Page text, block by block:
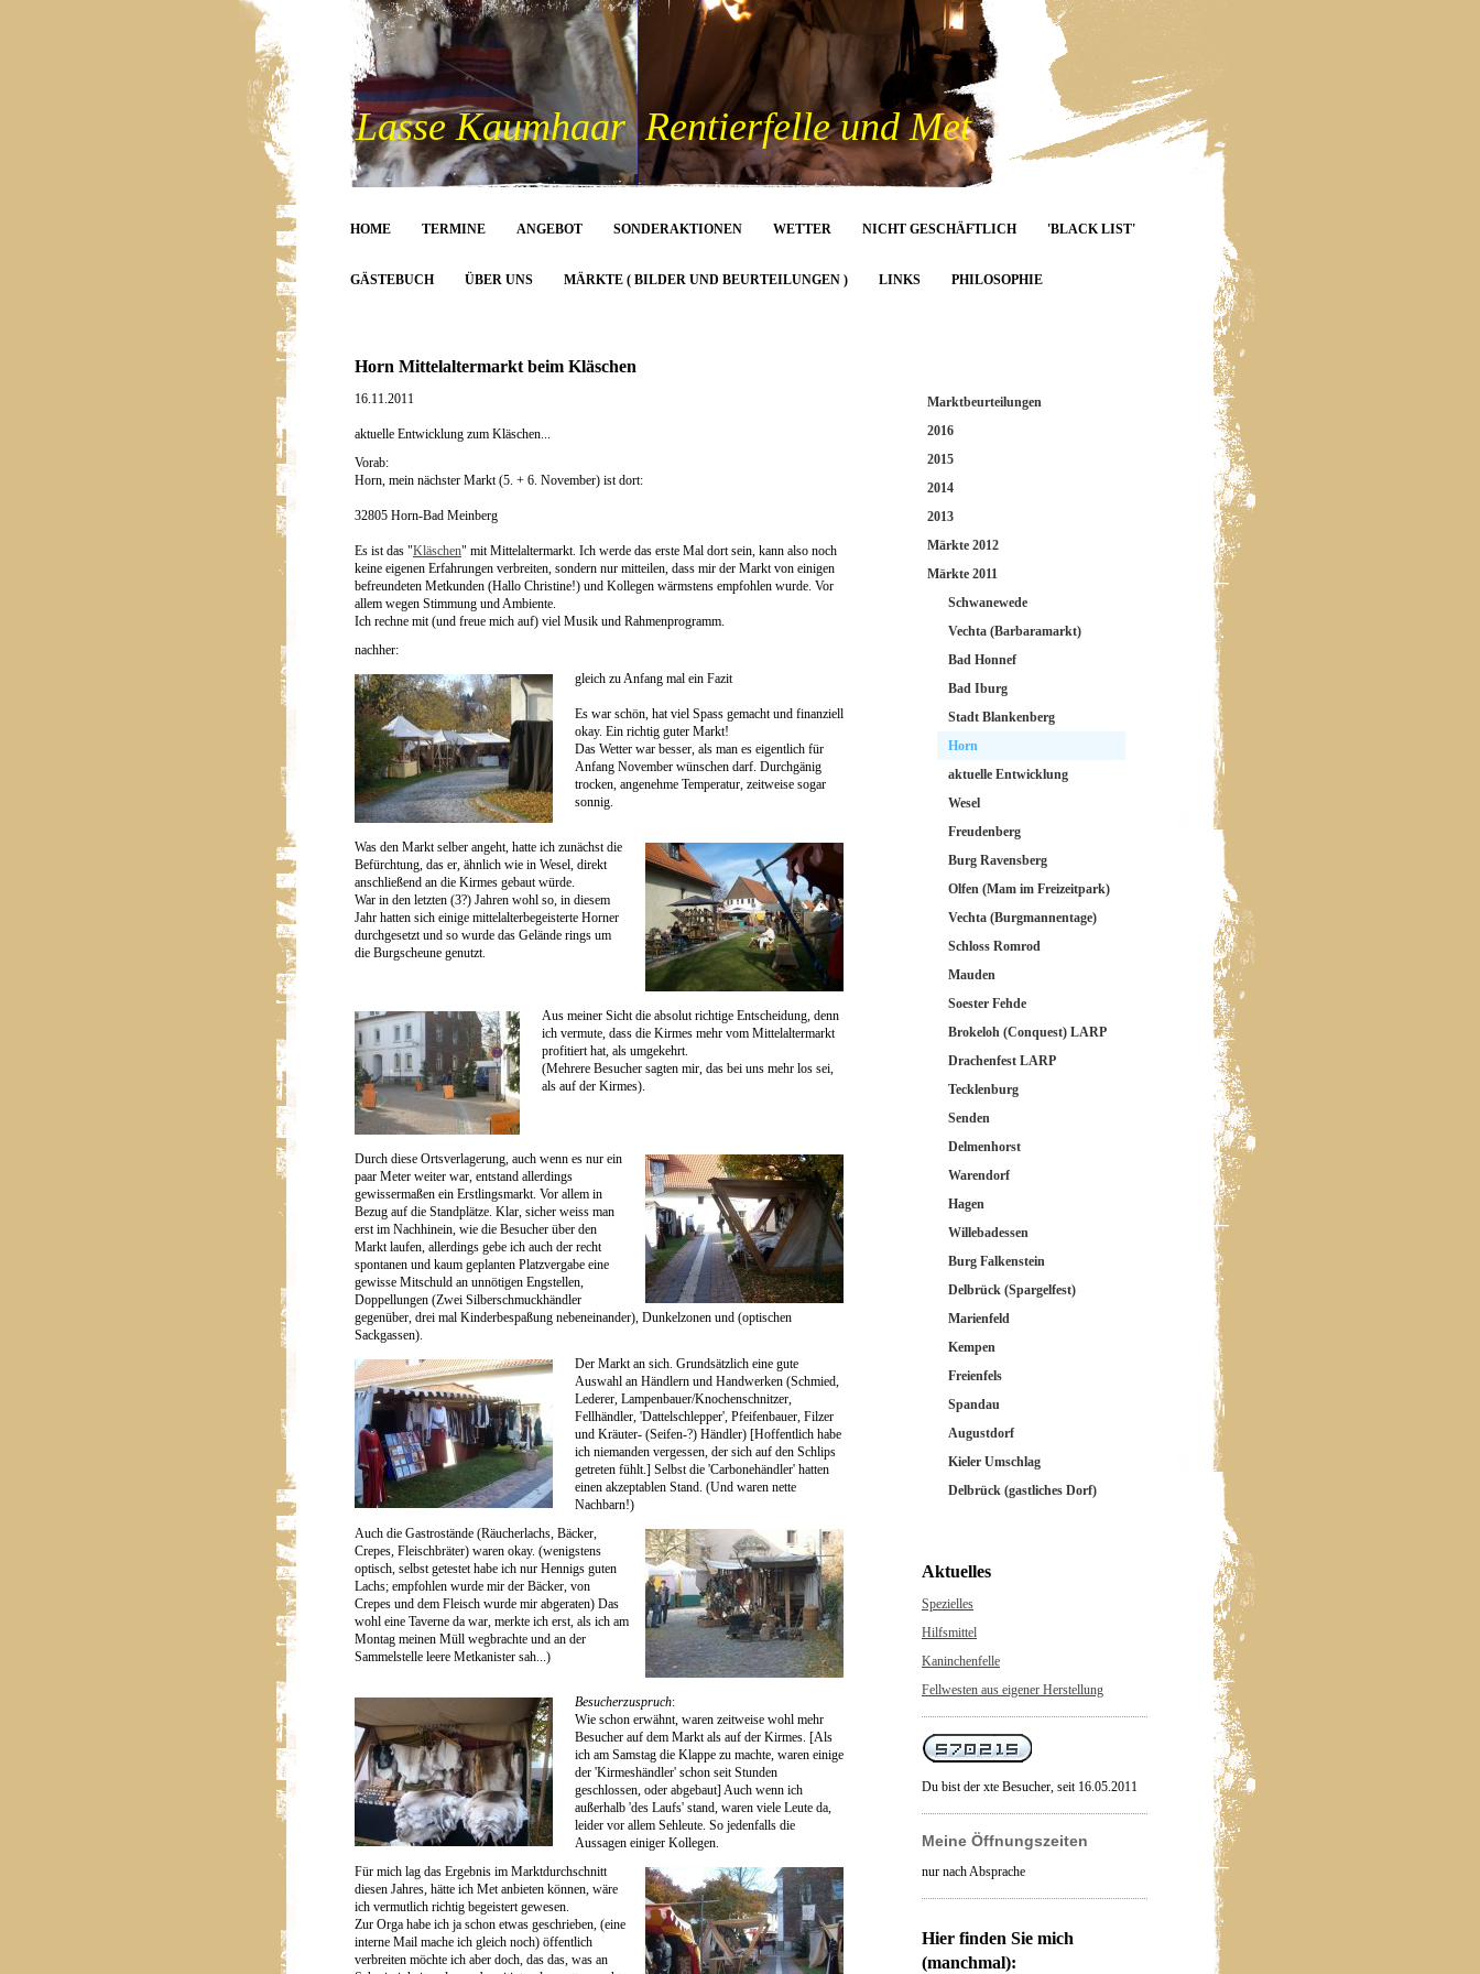
Lasse Kaumhaar Rentierfelle und Met
HOME TERMINE ANGEBOT SONDERAKTIONEN WETTER NICHT GESCHÄFTLICH 'BLACK LIST'
GÄSTEBUCH ÜBER UNS MÄRKTE ( BILDER UND BEURTEILUNGEN ) LINKS PHILOSOPHIE
Horn Mittelaltermarkt beim Kläschen
16.11.2011
aktuelle Entwicklung zum Kläschen...
Vorab:
Horn, mein nächster Markt (5. + 6. November) ist dort:
32805 Horn-Bad Meinberg
Es ist das "Kläschen" mit Mittelaltermarkt. Ich werde das erste Mal dort sein, kann also noch
keine eigenen Erfahrungen verbreiten, sondern nur mitteilen, dass mir der Markt von einigen
befreundeten Metkunden (Hallo Christine!) und Kollegen wärmstens empfohlen wurde. Vor
allem wegen Stimmung und Ambiente.
Ich rechne mit (und freue mich auf) viel Musik und Rahmenprogramm.
nachher:
gleich zu Anfang mal ein Fazit
Es war schön, hat viel Spass gemacht und finanziell
okay. Ein richtig guter Markt!
Das Wetter war besser, als man es eigentlich für
Anfang November wünschen darf. Durchgänig
trocken, angenehme Temperatur, zeitweise sogar
sonnig.
Was den Markt selber angeht, hatte ich zunächst die
Befürchtung, das er, ähnlich wie in Wesel, direkt
anschließend an die Kirmes gebaut würde.
War in den letzten (3?) Jahren wohl so, in diesem
Jahr hatten sich einige mittelalterbegeisterte Horner
durchgesetzt und so wurde das Gelände rings um
die Burgscheune genutzt.
Aus meiner Sicht die absolut richtige Entscheidung, denn
ich vermute, dass die Kirmes mehr vom Mittelaltermarkt
profitiert hat, als umgekehrt.
(Mehrere Besucher sagten mir, das bei uns mehr los sei,
als auf der Kirmes).
Durch diese Ortsverlagerung, auch wenn es nur ein
paar Meter weiter war, entstand allerdings
gewissermaßen ein Erstlingsmarkt. Vor allem in
Bezug auf die Standplätze. Klar, sicher weiss man
erst im Nachhinein, wie die Besucher über den
Markt laufen, allerdings gebe ich auch der recht
spontanen und kaum geplanten Platzvergabe eine
gewisse Mitschuld an unnötigen Engstellen,
Doppellungen (Zwei Silberschmuckhändler
gegenüber, drei mal Kinderbespaßung nebeneinander), Dunkelzonen und (optischen
Sackgassen).
Der Markt an sich. Grundsätzlich eine gute
Auswahl an Händlern und Handwerken (Schmied,
Lederer, Lampenbauer/Knochenschnitzer,
Fellhändler, 'Dattelschlepper', Pfeifenbauer, Filzer
und Kräuter- (Seifen-?) Händler) [Hoffentlich habe
ich niemanden vergessen, der sich auf den Schlips
getreten fühlt.] Selbst die 'Carbonehändler' hatten
einen akzeptablen Stand. (Und waren nette
Nachbarn!)
Auch die Gastrostände (Räucherlachs, Bäcker,
Crepes, Fleischbräter) waren okay. (wenigstens
optisch, selbst getestet habe ich nur Hennigs guten
Lachs; empfohlen wurde mir der Bäcker, von
Crepes und dem Fleisch wurde mir abgeraten) Das
wohl eine Taverne da war, merkte ich erst, als ich am
Montag meinen Müll wegbrachte und an der
Sammelstelle leere Metkanister sah...)
Besucherzuspruch:
Wie schon erwähnt, waren zeitweise wohl mehr
Besucher auf dem Markt als auf der Kirmes. [Als
ich am Samstag die Klappe zu machte, waren einige
der 'Kirmeshändler' schon seit Stunden
geschlossen, oder abgebaut] Auch wenn ich
außerhalb 'des Laufs' stand, waren viele Leute da,
leider vor allem Sehleute. So jedenfalls die
Aussagen einiger Kollegen.
Für mich lag das Ergebnis im Marktdurchschnitt
diesen Jahres, hätte ich Met anbieten können, wäre
ich vermutlich richtig begeistert gewesen.
Zur Orga habe ich ja schon etwas geschrieben, (eine
interne Mail mache ich gleich noch) öffentlich
verbreiten möchte ich aber doch, das das, was an
Marktbeurteilungen
2016
2015
2014
2013
Märkte 2012
Märkte 2011
Schwanewede
Vechta (Barbaramarkt)
Bad Honnef
Bad Iburg
Stadt Blankenberg
Horn
aktuelle Entwicklung
Wesel
Freudenberg
Burg Ravensberg
Olfen (Mam im Freizeitpark)
Vechta (Burgmannentage)
Schloss Romrod
Mauden
Soester Fehde
Brokeloh (Conquest) LARP
Drachenfest LARP
Tecklenburg
Senden
Delmenhorst
Warendorf
Hagen
Willebadessen
Burg Falkenstein
Delbrück (Spargelfest)
Marienfeld
Kempen
Freienfels
Spandau
Augustdorf
Kieler Umschlag
Delbrück (gastliches Dorf)
Aktuelles
Spezielles
Hilfsmittel
Kaninchenfelle
Fellwesten aus eigener Herstellung
Du bist der xte Besucher, seit 16.05.2011
Meine Öffnungszeiten
nur nach Absprache
Hier finden Sie mich
(manchmal):